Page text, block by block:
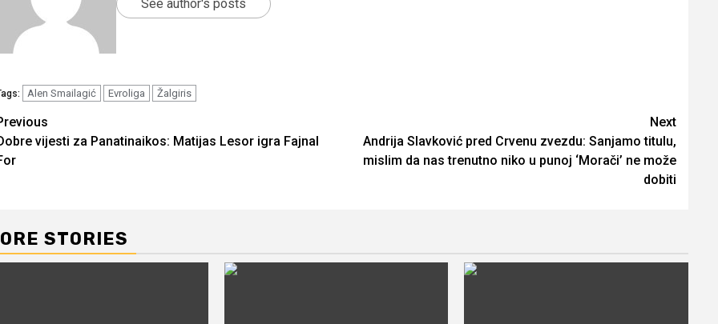
See author's posts
Alen Smailagić Evroliga Žalgiris
vijesti za Panatinaikos: Matijas Lesor igra Fajnal
Next
Andrija Slavković pred Crvenu zvezdu: Sanjamo titulu,
mislim da nas trenutno niko u punoj ‘Morači’ ne može
dobiti
STORIES